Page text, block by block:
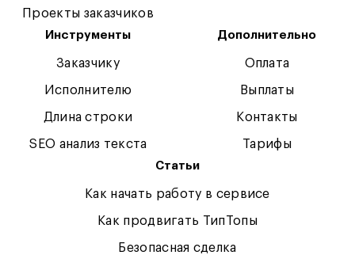
Проекты заказчиков
Инструменты
Заказчику
Исполнителю
Длина строки
SEO анализ текста
Дополнительно
Оплата
Выплаты
Контакты
Тарифы
Статьи
Как начать работу в сервисе
Как продвигать ТипТопы
Безопасная сделка